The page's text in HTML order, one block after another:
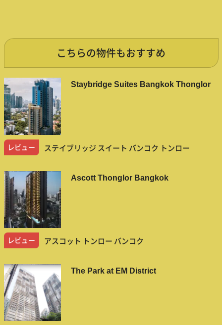
こちらの物件もおすすめ
Staybridge Suites Bangkok Thonglor
レビュー ステイブリッジ スイート バンコク トンロー
Ascott Thonglor Bangkok
レビュー アスコット トンロー バンコク
The Park at EM District